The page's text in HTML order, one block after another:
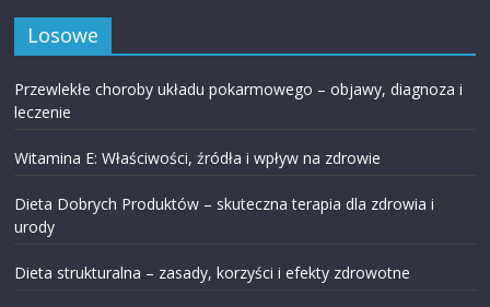
Losowe
Przewlekłe choroby układu pokarmowego – objawy, diagnoza i
leczenie
Witamina E: Właściwości, źródła i wpływ na zdrowie
Dieta Dobrych Produktów – skuteczna terapia dla zdrowia i
urody
Dieta strukturalna – zasady, korzyści i efekty zdrowotne